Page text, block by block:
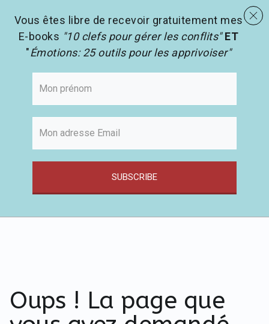
menu Les activités en pédagogie search
Oups ! La page que
Vous êtes libre de recevoir gratuitement mes
E-books "10 clefs pour gérer les conflits" ET
"Émotions: 25 outils pour les apprivoiser"
SUBSCRIBE